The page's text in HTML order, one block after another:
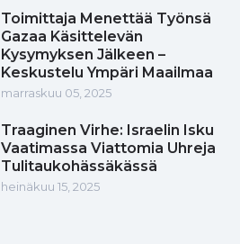
Toimittaja Menettää Työnsä
Gazaa Käsittelevän
Kysymyksen Jälkeen –
Keskustelu Ympäri Maailmaa
marraskuu 05, 2025
Traaginen Virhe: Israelin Isku
Vaatimassa Viattomia Uhreja
Tulitaukohässäkässä
heinäkuu 15, 2025